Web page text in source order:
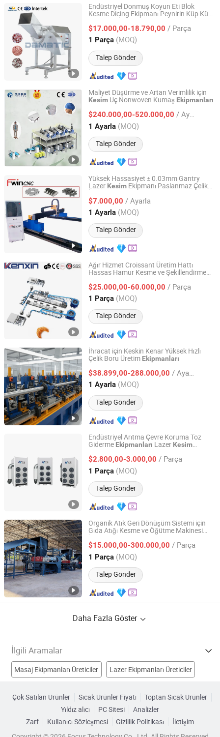
Endüstriyel Donmuş Koyun Eti Blok
Kesme Dicing Ekipmanı Peynirin Küp Küp
$17.000,00-18.790,00 / Parça
1 Parça (MOQ)
Talep Gönder
Jinan Damatic Machinery Equipment Co., Ltd.
Shandong, China Fiyat 2019
Maliyet Düşürme ve Artan Verimlilik için
Kesim Uç Nonwoven Kumaş Ekipmanları
$240.000,00-520.000,00 / Ayarla
1 Ayarla (MOQ)
Talep Gönder
Changzhou Youcra Machinery Technology Co., Ltd.
Jiangsu, China Fiyat 2025
Yüksek Hassasiyet ± 0.03mm Gantry
Lazer Kesim Ekipmanı Paslanmaz Çelik
$7.000,00 / Ayarla
1 Ayarla (MOQ)
Talep Gönder
Jinan Allwin CNC Machinery Co., Ltd.
Shandong, China Fiyat 2017
Ağır Hizmet Croissant Üretim Hattı
Hassas Hamur Kesme ve Şekillendirme
$25.000,00-60.000,00 / Parça
1 Parça (MOQ)
Talep Gönder
Wuhan Kenxin Automation Technology Co., Ltd.
Hubei, China Fiyat 2026
İhracat için Keskin Kenar Yüksek Hızlı
Çelik Boru Üretim Ekipmanları
$38.899,00-288.000,00 / Ayarla
1 Ayarla (MOQ)
Talep Gönder
Hebei Tengtian Welded Pipe Equipment Manufacturing
Co., Ltd.
Hebei, China Fiyat 2025
Endüstriyel Arıtma Çevre Koruma Toz
Giderme Ekipmanları Lazer Kesim
$2.800,00-3.000,00 / Parça
1 Parça (MOQ)
Talep Gönder
Jinan Huaxin Automation Engineering Co., Ltd.
Shandong, China Fiyat 2017
Organik Atık Geri Dönüşüm Sistemi için
Gıda Atığı Kesme ve Öğütme Makinesi
$15.000,00-300.000,00 / Parça
1 Parça (MOQ)
Talep Gönder
ZhengZhou ZA Ecotech Co., Ltd.
Henan, China Fiyat 2025
Daha Fazla Göster
İlgili Aramalar
Masaj Ekipmanları Üreticiler Lazer Ekipmanları Üreticiler
CNC kesim ekipmanları Fabrikalar
Çok Satılan Ürünler Sıcak Ürünler Fiyatı
Toptan Sıcak Ürünler
Yıldız alıcı
PC Sitesi
Analizler
Zarf
Kullanıcı Sözleşmesi Gizlilik Politikası
İletişim